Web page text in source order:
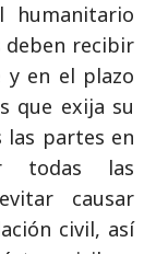
humanitario
deben recibir
en el plazo
que exija su
las partes en
todas las
causar
civil, así